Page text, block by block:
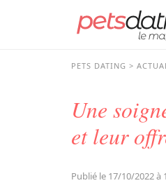
PETS DATING
Une
et leur
Publié le 17/10/2022 à